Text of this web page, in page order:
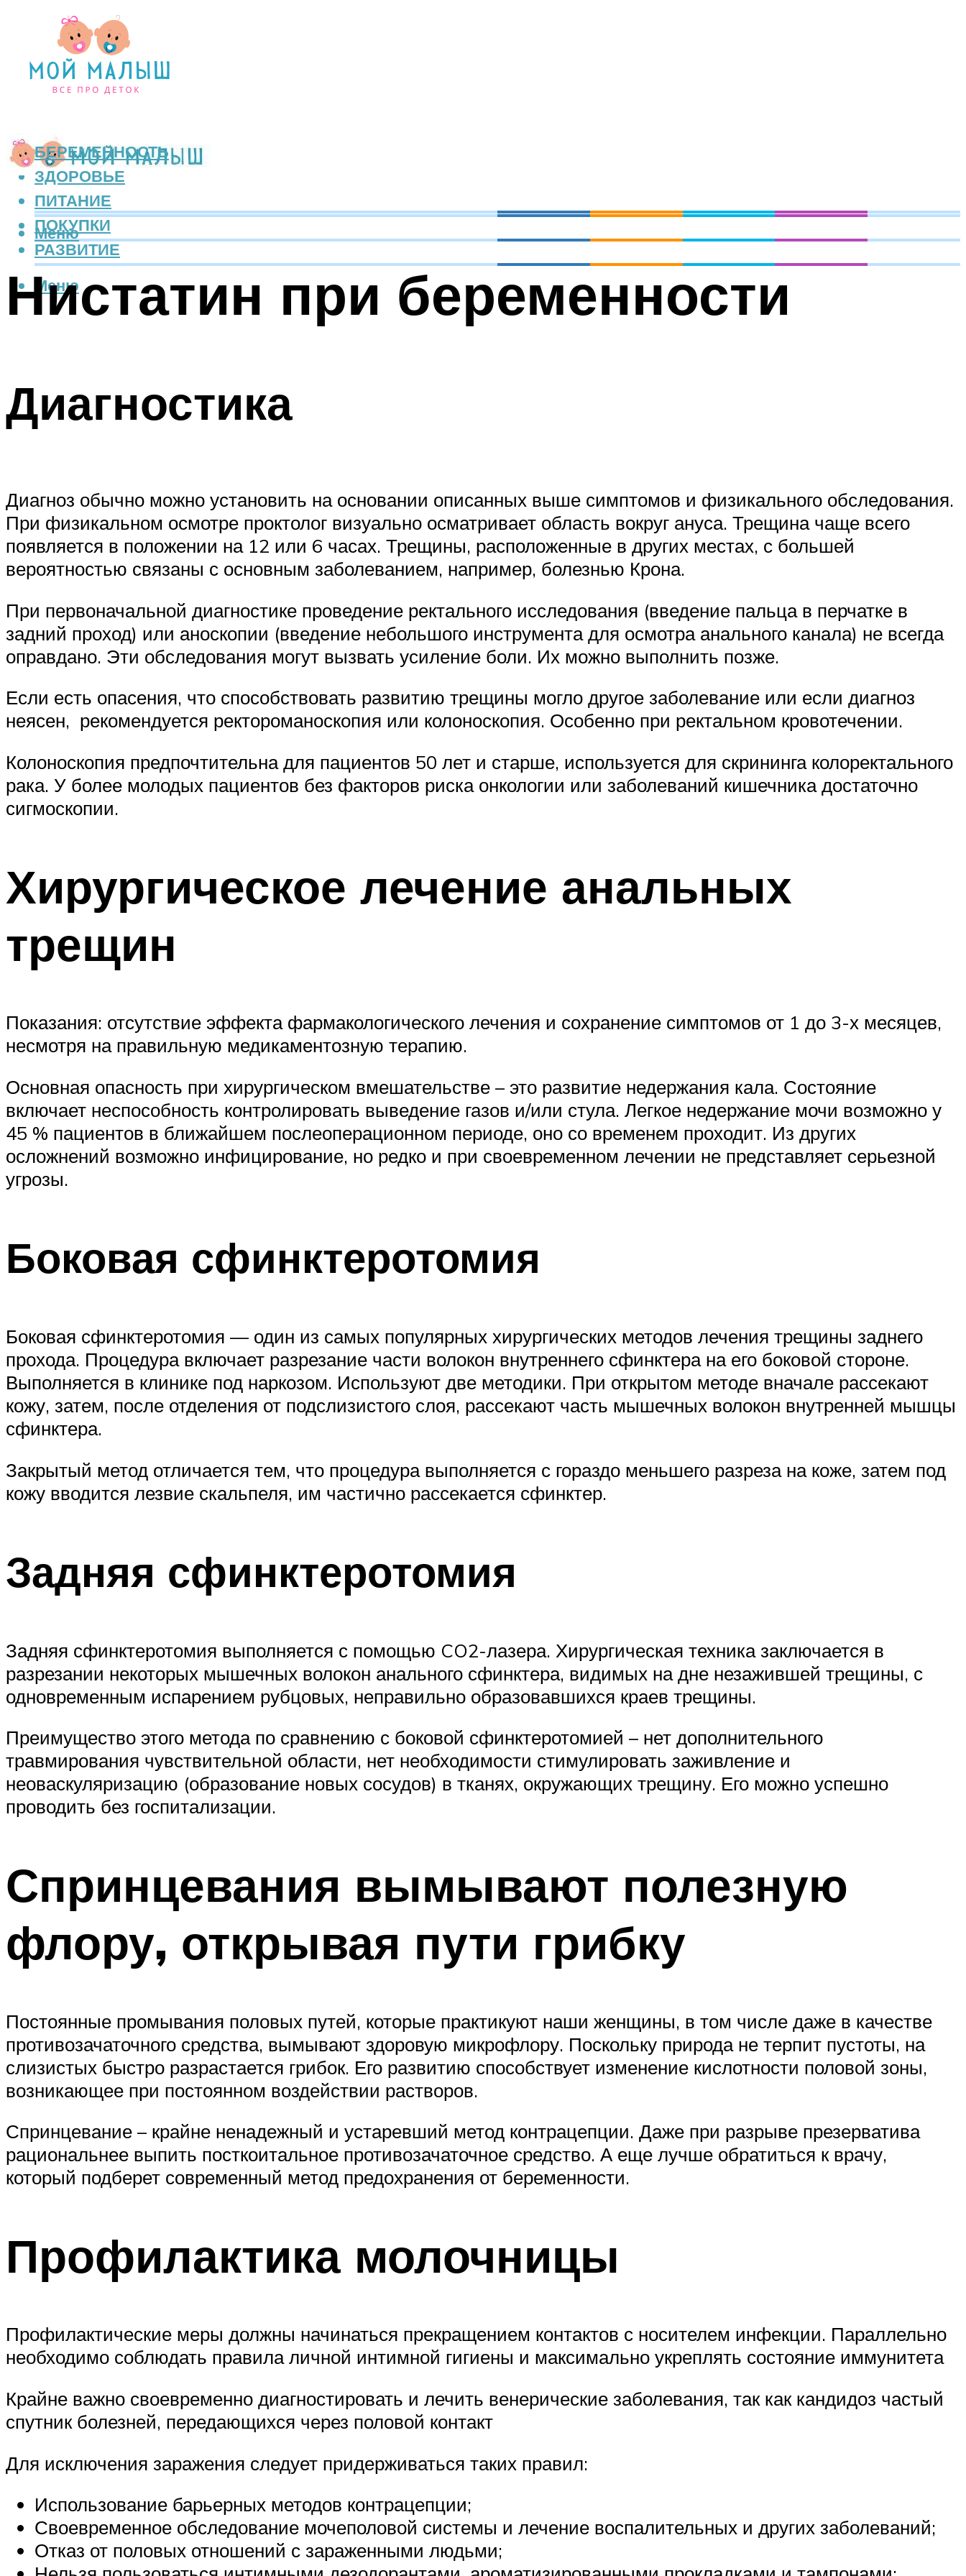
БЕРЕМЕННОСТЬ
ЗДОРОВЬЕ
ПИТАНИЕ
ПОКУПКИ
РАЗВИТИЕ
Меню
Меню
Нистатин при беременности
Диагностика
Диагноз обычно можно установить на основании описанных выше симптомов и физикального обследования.
При физикальном осмотре проктолог визуально осматривает область вокруг ануса. Трещина чаще всего
появляется в положении на 12 или 6 часах. Трещины, расположенные в других местах, с большей
вероятностью связаны с основным заболеванием, например, болезнью Крона.
При первоначальной диагностике проведение ректального исследования (введение пальца в перчатке в
задний проход) или аноскопии (введение небольшого инструмента для осмотра анального канала) не всегда
оправдано. Эти обследования могут вызвать усиление боли. Их можно выполнить позже.
Если есть опасения, что способствовать развитию трещины могло другое заболевание или если диагноз
неясен, рекомендуется ректороманоскопия или колоноскопия. Особенно при ректальном кровотечении.
Колоноскопия предпочтительна для пациентов 50 лет и старше, используется для скрининга колоректального
рака. У более молодых пациентов без факторов риска онкологии или заболеваний кишечника достаточно
сигмоскопии.
Хирургическое лечение анальных
трещин
Показания: отсутствие эффекта фармакологического лечения и сохранение симптомов от 1 до 3-х месяцев,
несмотря на правильную медикаментозную терапию.
Основная опасность при хирургическом вмешательстве – это развитие недержания кала. Состояние
включает неспособность контролировать выведение газов и/или стула. Легкое недержание мочи возможно у
45 % пациентов в ближайшем послеоперационном периоде, оно со временем проходит. Из других
осложнений возможно инфицирование, но редко и при своевременном лечении не представляет серьезной
угрозы.
Боковая сфинктеротомия
Боковая сфинктеротомия — один из самых популярных хирургических методов лечения трещины заднего
прохода. Процедура включает разрезание части волокон внутреннего сфинктера на его боковой стороне.
Выполняется в клинике под наркозом. Используют две методики. При открытом методе вначале рассекают
кожу, затем, после отделения от подслизистого слоя, рассекают часть мышечных волокон внутренней мышцы
сфинктера.
Закрытый метод отличается тем, что процедура выполняется с гораздо меньшего разреза на коже, затем под
кожу вводится лезвие скальпеля, им частично рассекается сфинктер.
Задняя сфинктеротомия
Задняя сфинктеротомия выполняется с помощью CO2-лазера. Хирургическая техника заключается в
разрезании некоторых мышечных волокон анального сфинктера, видимых на дне незажившей трещины, с
одновременным испарением рубцовых, неправильно образовавшихся краев трещины.
Преимущество этого метода по сравнению с боковой сфинктеротомией – нет дополнительного
травмирования чувствительной области, нет необходимости стимулировать заживление и
неоваскуляризацию (образование новых сосудов) в тканях, окружающих трещину. Его можно успешно
проводить без госпитализации.
Спринцевания вымывают полезную
флору, открывая пути грибку
Постоянные промывания половых путей, которые практикуют наши женщины, в том числе даже в качестве
противозачаточного средства, вымывают здоровую микрофлору. Поскольку природа не терпит пустоты, на
слизистых быстро разрастается грибок. Его развитию способствует изменение кислотности половой зоны,
возникающее при постоянном воздействии растворов.
Спринцевание – крайне ненадежный и устаревший метод контрацепции. Даже при разрыве презерватива
рациональнее выпить посткоитальное противозачаточное средство. А еще лучше обратиться к врачу,
который подберет современный метод предохранения от беременности.
Профилактика молочницы
Профилактические меры должны начинаться прекращением контактов с носителем инфекции. Параллельно
необходимо соблюдать правила личной интимной гигиены и максимально укреплять состояние иммунитета
Крайне важно своевременно диагностировать и лечить венерические заболевания, так как кандидоз частый
спутник болезней, передающихся через половой контакт
Для исключения заражения следует придерживаться таких правил:
Использование барьерных методов контрацепции;
Своевременное обследование мочеполовой системы и лечение воспалительных и других заболеваний;
Отказ от половых отношений с зараженными людьми;